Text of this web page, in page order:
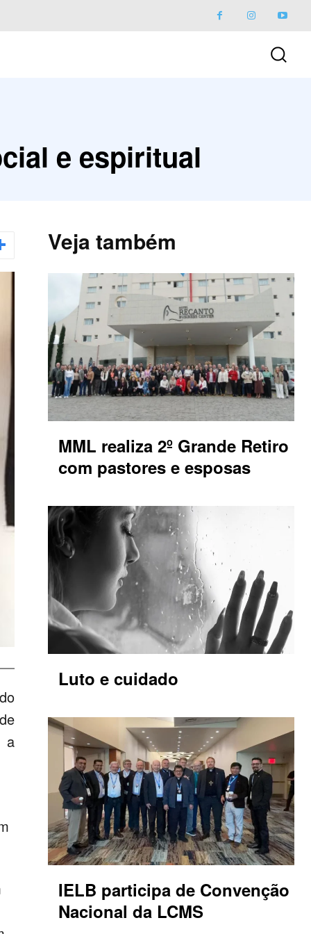
e espiritual
a
Veja também
MML realiza 2º Grande Retiro
com pastores e esposas
Luto e cuidado
IELB participa de Convenção
Nacional da LCMS